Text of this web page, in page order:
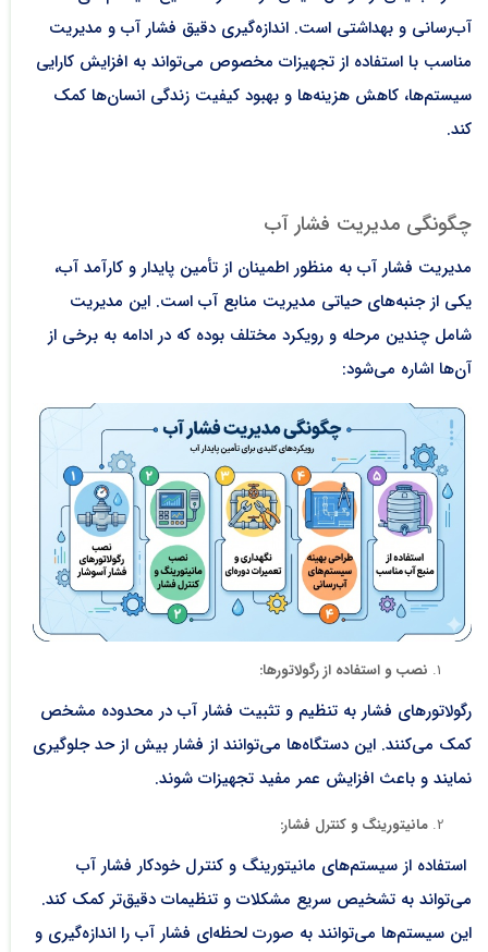
آب‌رسانی و بهداشتی است. اندازه‌گیری دقیق فشار آب و مدیریت
مناسب با استفاده از تجهیزات مخصوص می‌تواند به افزایش کارایی
سیستم‌ها، کاهش هزینه‌ها و بهبود کیفیت زندگی انسان‌ها کمک
کند.
چگونگی مدیریت فشار آب
مدیریت فشار آب به منظور اطمینان از تأمین پایدار و کارآمد آب،
یکی از جنبه‌های حیاتی مدیریت منابع آب است. این مدیریت
شامل چندین مرحله و رویکرد مختلف بوده که در ادامه به برخی از
آن‌ها اشاره می‌شود:
نصب و استفاده از رگولاتورها:
رگولاتورهای فشار به تنظیم و تثبیت فشار آب در محدوده مشخص
کمک می‌کنند. این دستگاه‌ها می‌توانند از فشار بیش از حد جلوگیری
نمایند و باعث افزایش عمر مفید تجهیزات شوند.
مانیتورینگ و کنترل فشار:
استفاده از سیستم‌های مانیتورینگ و کنترل خودکار فشار آب
می‌تواند به تشخیص سریع مشکلات و تنظیمات دقیق‌تر کمک کند.
این سیستم‌ها می‌توانند به صورت لحظه‌ای فشار آب را اندازه‌گیری و